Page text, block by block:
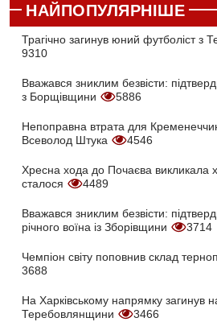
НАЙПОПУЛЯРНІШЕ
Трагічно загинув юний футболіст з
9310
Вважався зниклим безвісти:
з Борщівщини
5886
Непоправна втрата для
Всеволод Штука
4546
Хресна хода до Почаєва
сталося
4489
Вважався зниклим безвісти:
річного воїна із Зборівщини
3714
Чемпіон світу поповнив склад
3688
На Харківському напрямку загинув
Теребовлянщини
3466